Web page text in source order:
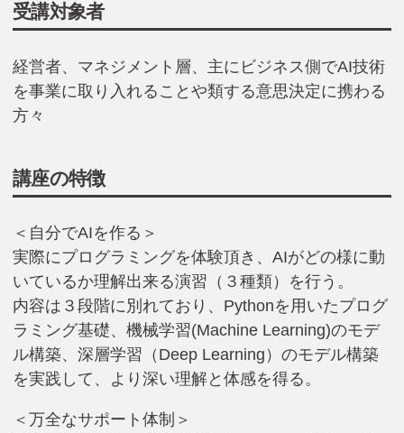
受講対象者
経営者、マネジメント層、主にビジネス側でAI技術
を事業に取り入れることや類する意思決定に携わる
方々
講座の特徴
＜自分でAIを作る＞
実際にプログラミングを体験頂き、AIがどの様に動
いているか理解出来る演習（３種類）を行う。
内容は３段階に別れており、Pythonを用いたプログ
ラミング基礎、機械学習(Machine Learning)のモデ
ル構築、深層学習（Deep Learning）のモデル構築
を実践して、より深い理解と体感を得る。
＜万全なサポート体制＞